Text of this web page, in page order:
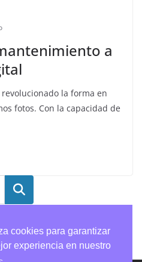
a
la forma en
fotos. Con la capacidad de
Buscar
cookies para garantizar
experiencia en nuestro